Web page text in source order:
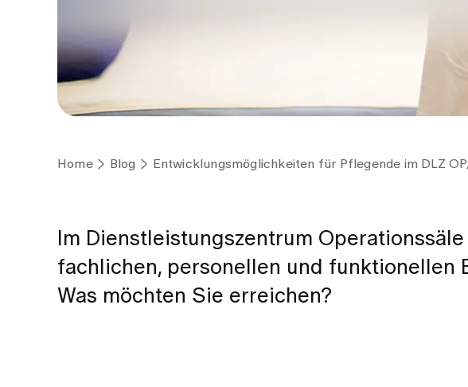
Home Blog Entwicklungsmöglichkeiten für Pflegende im DLZ
Im Dienstleistungszentrum
fachlichen, personellen und funktionellen
Was möchten Sie erreichen?